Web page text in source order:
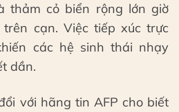
thảm cỏ biển rộng lớn giờ
cạn. Việc tiếp xúc trực
các hệ sinh thái nhạy
dần.
với hãng tin AFP cho biết